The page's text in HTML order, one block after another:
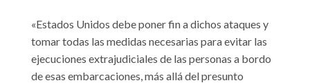
«Estados Unidos debe poner fin a dichos ataques y
tomar todas las medidas necesarias para evitar las
ejecuciones extrajudiciales de las personas a bordo
de esas embarcaciones, más allá del presunto